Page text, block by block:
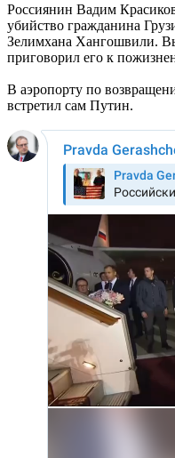
Россиянин Вадим
убийство гражданина
Зелимхана Хангошвили.
приговорил его к
В аэропорту по
встретил сам Путин.